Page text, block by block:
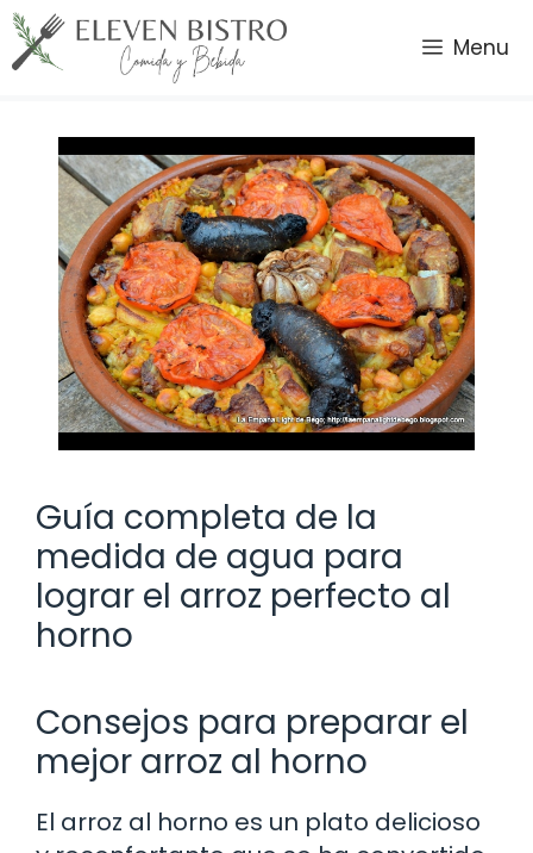
Saltar
al
contenido
Menu
Guía completa de la
medida de agua para
lograr el arroz perfecto al
horno
Consejos para preparar el
mejor arroz al horno
El arroz al horno es un plato delicioso